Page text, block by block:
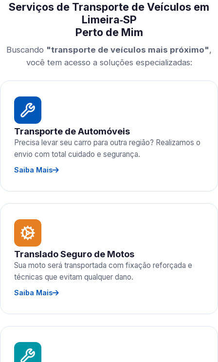
Serviços de Transporte de Veículos em
Limeira‑SP
Perto de Mim
Buscando "transporte de veículos mais próximo",
você tem acesso a soluções especializadas:
Transporte de Automóveis
Precisa levar seu carro para outra região? Realizamos o
envio com total cuidado e segurança.
Saiba Mais
Translado Seguro de Motos
Sua moto será transportada com fixação reforçada e
técnicas que evitam qualquer dano.
Saiba Mais